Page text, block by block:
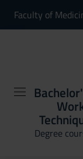
Faculty of
Degree